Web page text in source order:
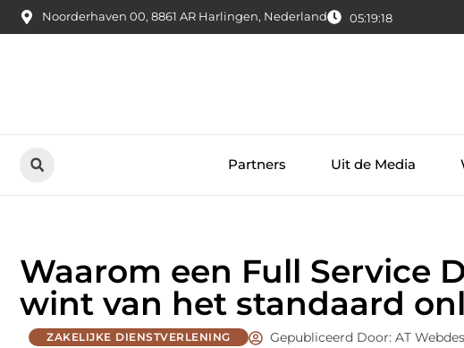
Noorderhaven 00, 8861 AR Harlingen, Nederland 05:19:19
Partners Uit de Media
Waarom een Full Service
wint van het standaard
ZAKELIJKE DIENSTVERLENING Gepubliceerd Door: AT